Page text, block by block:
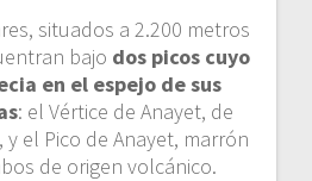
situados a 2.200 metros
bajo dos picos cuyo
en el espejo de sus
: el Vértice de Anayet, de
el Pico de Anayet, marrón
de origen volcánico.